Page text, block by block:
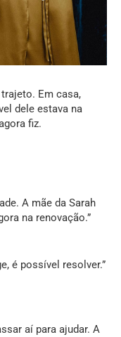
Em casa,
dele estava na
fiz.
A mãe da Sarah
na renovação.”
é possível resolver.”
aí para ajudar. A